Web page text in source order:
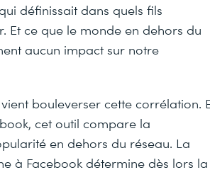
définissait dans quels fils
Et ce que le monde en dehors du
aucun impact sur notre
bouleverser cette corrélation.
cet outil compare la
en dehors du réseau. La
à Facebook détermine dès lors la